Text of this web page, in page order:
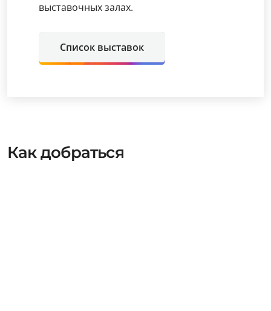
выставочных залах.
Список выставок
Как добраться